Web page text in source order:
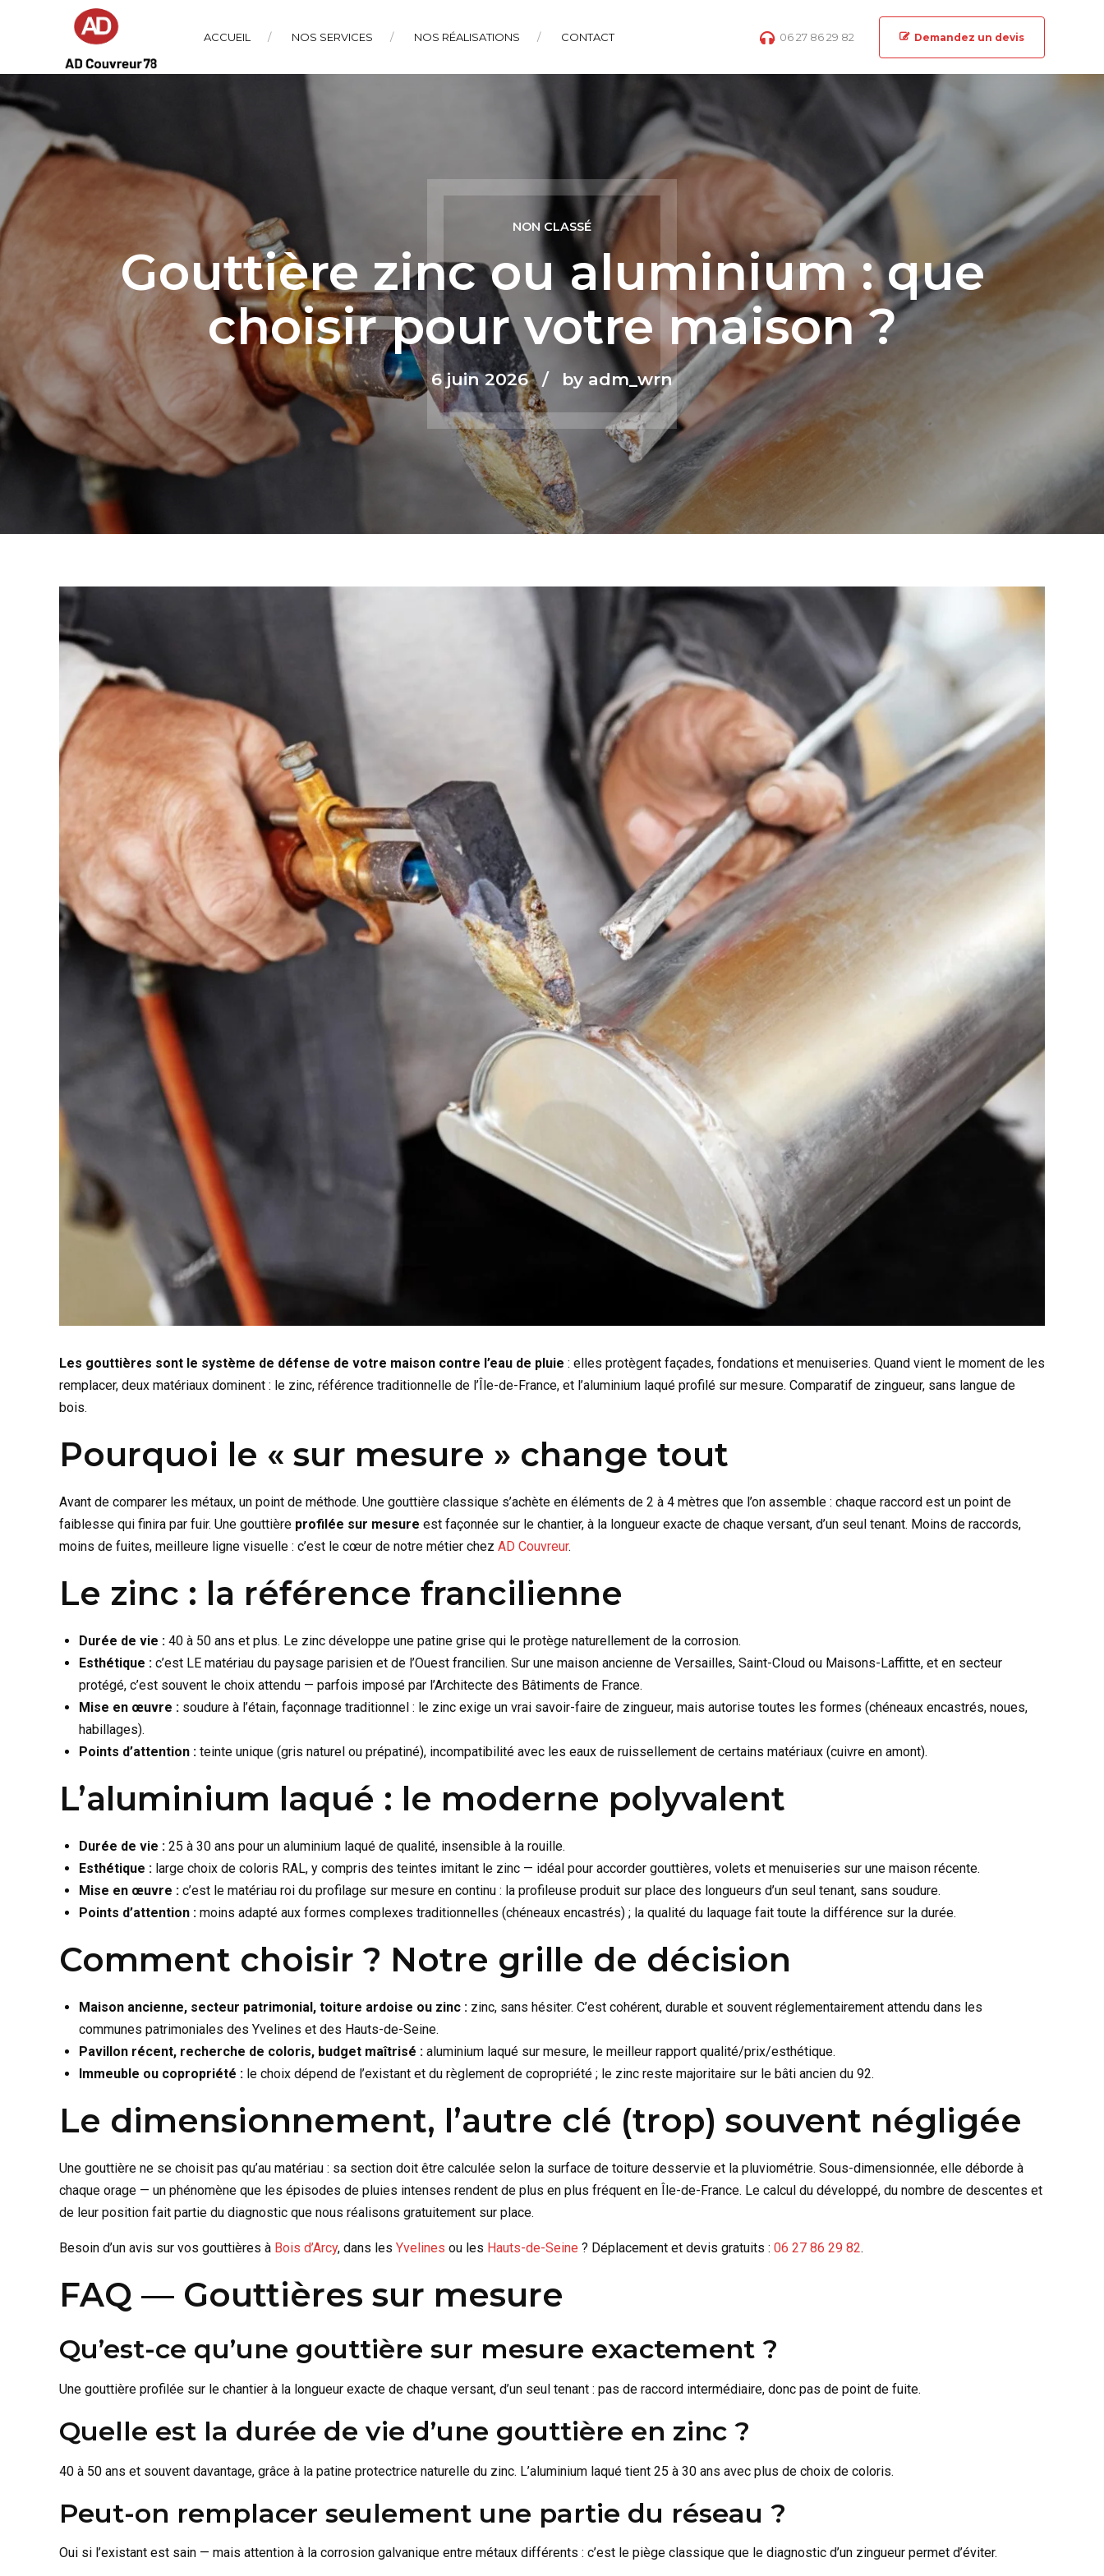
06 27 86 29 82 Demandez un devis
ACCUEIL NOS SERVICES NOS RÉALISATIONS CONTACT
NON CLASSÉ
Gouttière zinc ou aluminium : que
choisir pour votre maison ?
6 juin 2026 by adm_wrn
Les gouttières sont le système de défense de votre maison contre l’eau de pluie : elles protègent façades, fondations et menuiseries. Quand vient le moment de les
remplacer, deux matériaux dominent : le zinc, référence traditionnelle de l’Île-de-France, et l’aluminium laqué profilé sur mesure. Comparatif de zingueur, sans langue de
bois.
Pourquoi le « sur mesure » change tout
Avant de comparer les métaux, un point de méthode. Une gouttière classique s’achète en éléments de 2 à 4 mètres que l’on assemble : chaque raccord est un point de
faiblesse qui finira par fuir. Une gouttière profilée sur mesure est façonnée sur le chantier, à la longueur exacte de chaque versant, d’un seul tenant. Moins de raccords,
moins de fuites, meilleure ligne visuelle : c’est le cœur de notre métier chez AD Couvreur.
Le zinc : la référence francilienne
Durée de vie : 40 à 50 ans et plus. Le zinc développe une patine grise qui le protège naturellement de la corrosion.
Esthétique : c’est LE matériau du paysage parisien et de l’Ouest francilien. Sur une maison ancienne de Versailles, Saint-Cloud ou Maisons-Laffitte, et en secteur
protégé, c’est souvent le choix attendu — parfois imposé par l’Architecte des Bâtiments de France.
Mise en œuvre : soudure à l’étain, façonnage traditionnel : le zinc exige un vrai savoir-faire de zingueur, mais autorise toutes les formes (chéneaux encastrés, noues,
habillages).
Points d’attention : teinte unique (gris naturel ou prépatiné), incompatibilité avec les eaux de ruissellement de certains matériaux (cuivre en amont).
L’aluminium laqué : le moderne polyvalent
Durée de vie : 25 à 30 ans pour un aluminium laqué de qualité, insensible à la rouille.
Esthétique : large choix de coloris RAL, y compris des teintes imitant le zinc — idéal pour accorder gouttières, volets et menuiseries sur une maison récente.
Mise en œuvre : c’est le matériau roi du profilage sur mesure en continu : la profileuse produit sur place des longueurs d’un seul tenant, sans soudure.
Points d’attention : moins adapté aux formes complexes traditionnelles (chéneaux encastrés) ; la qualité du laquage fait toute la différence sur la durée.
Comment choisir ? Notre grille de décision
Maison ancienne, secteur patrimonial, toiture ardoise ou zinc : zinc, sans hésiter. C’est cohérent, durable et souvent réglementairement attendu dans les
communes patrimoniales des Yvelines et des Hauts-de-Seine.
Pavillon récent, recherche de coloris, budget maîtrisé : aluminium laqué sur mesure, le meilleur rapport qualité/prix/esthétique.
Immeuble ou copropriété : le choix dépend de l’existant et du règlement de copropriété ; le zinc reste majoritaire sur le bâti ancien du 92.
Le dimensionnement, l’autre clé (trop) souvent négligée
Une gouttière ne se choisit pas qu’au matériau : sa section doit être calculée selon la surface de toiture desservie et la pluviométrie. Sous-dimensionnée, elle déborde à
chaque orage — un phénomène que les épisodes de pluies intenses rendent de plus en plus fréquent en Île-de-France. Le calcul du développé, du nombre de descentes et
de leur position fait partie du diagnostic que nous réalisons gratuitement sur place.
Besoin d’un avis sur vos gouttières à Bois d’Arcy, dans les Yvelines ou les Hauts-de-Seine ? Déplacement et devis gratuits : 06 27 86 29 82.
FAQ — Gouttières sur mesure
Qu’est-ce qu’une gouttière sur mesure exactement ?
Une gouttière profilée sur le chantier à la longueur exacte de chaque versant, d’un seul tenant : pas de raccord intermédiaire, donc pas de point de fuite.
Quelle est la durée de vie d’une gouttière en zinc ?
40 à 50 ans et souvent davantage, grâce à la patine protectrice naturelle du zinc. L’aluminium laqué tient 25 à 30 ans avec plus de choix de coloris.
Peut-on remplacer seulement une partie du réseau ?
Oui si l’existant est sain — mais attention à la corrosion galvanique entre métaux différents : c’est le piège classique que le diagnostic d’un zingueur permet d’éviter.